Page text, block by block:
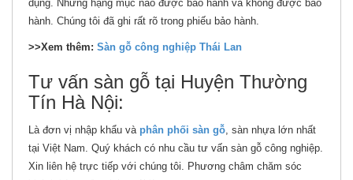
dụng. Những hạng mục nào được bảo hành và không được bảo
hành. Chúng tôi đã ghi rất rõ trong phiếu bảo hành.
>>Xem thêm: Sàn gỗ công nghiệp Thái Lan
Tư vấn sàn gỗ tại Huyện Thường
Tín Hà Nội:
Là đơn vị nhập khẩu và phân phối sàn gỗ , sàn nhựa lớn nhất
tại Việt Nam. Quý khách có nhu cầu tư vấn sàn gỗ công nghiệp.
Xin liên hệ trực tiếp với chúng tôi. Phương châm chăm sóc